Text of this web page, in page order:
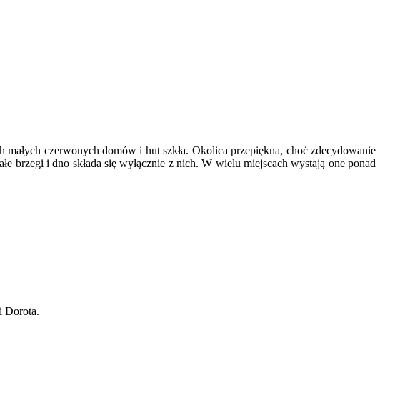
czerwonych domów i hut szkła. Okolica przepiękna, choć zdecydowanie
brzegi i dno składa się wyłącznie z nich. W wielu miejscach wystają one ponad
Dorota.